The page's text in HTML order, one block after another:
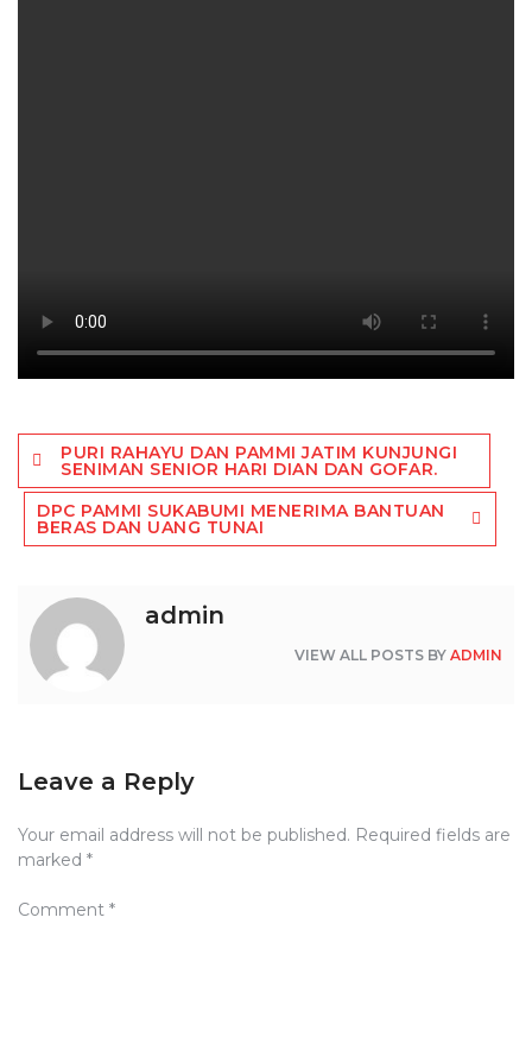
Post
navigation
PURI RAHAYU DAN PAMMI JATIM KUNJUNGI
SENIMAN SENIOR HARI DIAN DAN GOFAR.
DPC PAMMI SUKABUMI MENERIMA BANTUAN
BERAS DAN UANG TUNAI
admin
VIEW ALL POSTS BY ADMIN
Leave a Reply
Your email address will not be published. Required fields are
marked *
Comment *